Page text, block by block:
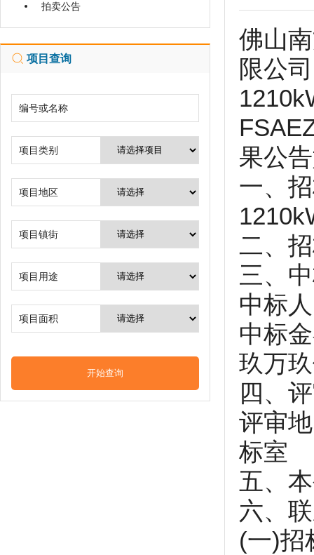
拍卖公告
项目查询
编号或名称
项目类别
项目地区
项目镇街
项目用途
项目面积
佛山
限公
果公
一、
二、
三、
中标
中标
玖万
四、
评审
标室
五、
六、
(一)招